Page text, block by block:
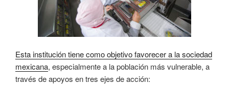
Esta institución tiene como objetivo favorecer a la sociedad
mexicana, especialmente a la población más vulnerable, a
través de apoyos en tres ejes de acción: